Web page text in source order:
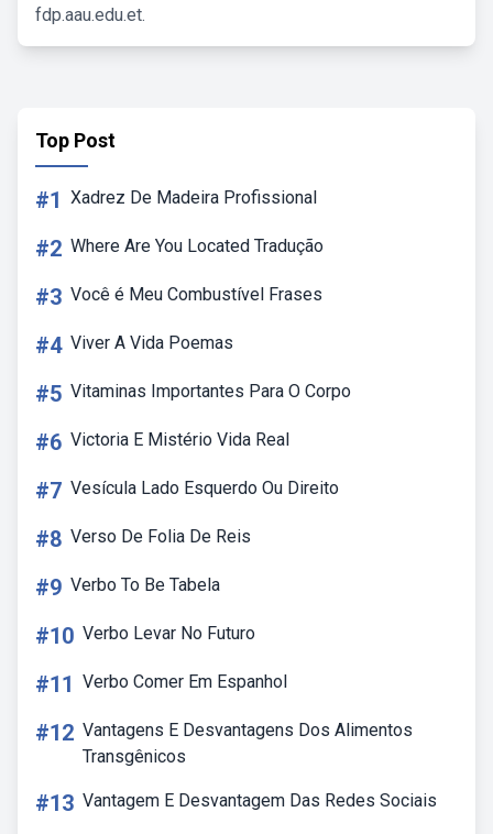
fdp.aau.edu.et.
Top Post
#1 Xadrez De Madeira Profissional
#2 Where Are You Located Tradução
#3 Você é Meu Combustível Frases
#4 Viver A Vida Poemas
#5 Vitaminas Importantes Para O Corpo
#6 Victoria E Mistério Vida Real
#7 Vesícula Lado Esquerdo Ou Direito
#8 Verso De Folia De Reis
#9 Verbo To Be Tabela
#10 Verbo Levar No Futuro
#11 Verbo Comer Em Espanhol
#12 Vantagens E Desvantagens Dos Alimentos
Transgênicos
#13 Vantagem E Desvantagem Das Redes Sociais